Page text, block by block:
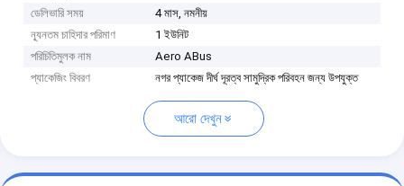
ডেলিভারি সময়
4 মাস, নমনীয়
ন্যূনতম চাহিদার পরিমাণ
1 ইউনিট
পরিচিতিমুলক নাম
Aero ABus
প্যাকেজিং বিবরণ
নগর প্যাকেজ দীর্ঘ দূরত্ব সামুদ্রিক পরিবহন জন্য উপযুক্ত
আরো দেখুন